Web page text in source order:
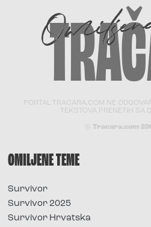
PORTAL TRACARA.COM NE
TEKSTOVA PRENETIH SA
© Tracara.com
OMILJENE TEME
Survivor
Survivor 2025
Survivor Hrvatska